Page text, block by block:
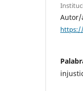
Autor/
https://